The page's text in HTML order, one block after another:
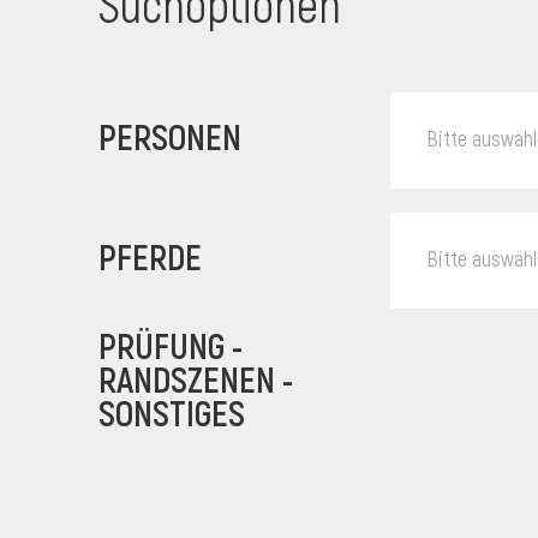
PERSONEN Bitte
PFERDE Bitte
PRÜFUNG -
RANDSZENEN -
SONSTIGES